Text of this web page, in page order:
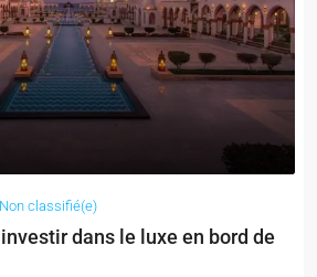
Non classifié(e)
dans le luxe en bord de